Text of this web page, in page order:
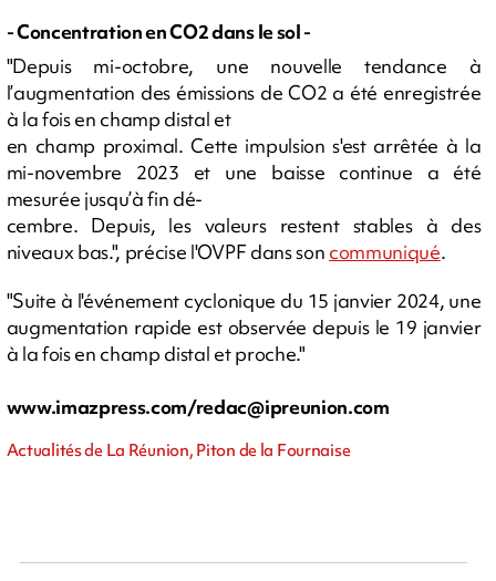
- Concentration en CO2 dans le sol -
"Depuis mi-octobre, une nouvelle tendance à
l’augmentation des émissions de CO2 a été enregistrée
à la fois en champ distal et
en champ proximal. Cette impulsion s'est arrêtée à la
mi-novembre 2023 et une baisse continue a été
mesurée jusqu’à fin dé-
cembre. Depuis, les valeurs restent stables à des
niveaux bas.", précise l'OVPF dans son communiqué.
"Suite à l'événement cyclonique du 15 janvier 2024, une
augmentation rapide est observée depuis le 19 janvier
à la fois en champ distal et proche."
www.imazpress.com/redac@ipreunion.com
Actualités de La Réunion, Piton de la Fournaise